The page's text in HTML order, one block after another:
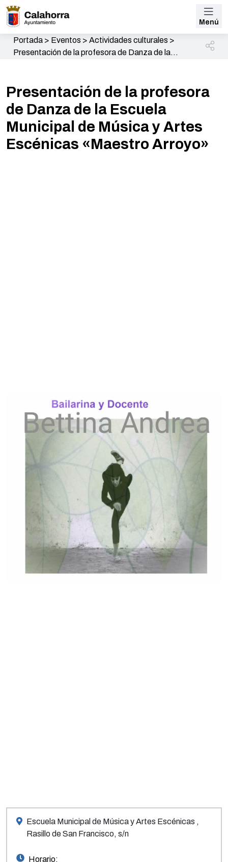
Menú
Portada> Eventos > Actividades culturales >
Presentación de la profesora de Danza de la
Presentación de la profesora
de Danza de la Escuela
Municipal de Música y Artes
Escénicas «Maestro Arroyo»
Escuela Municipal de Música y Artes Escénicas ,
Rasillo de San Francisco, s/n
Horario: